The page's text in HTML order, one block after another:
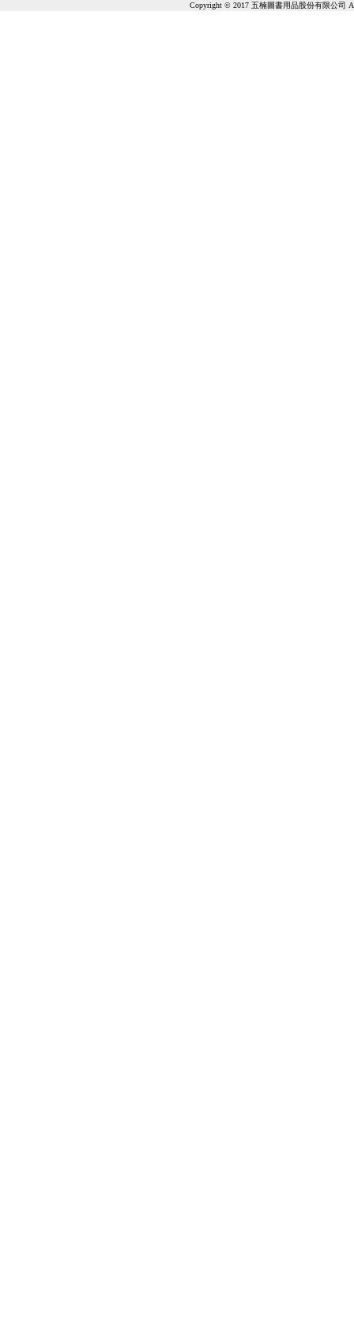
Copyright © 2017 五楠圖書用品股份有限公司